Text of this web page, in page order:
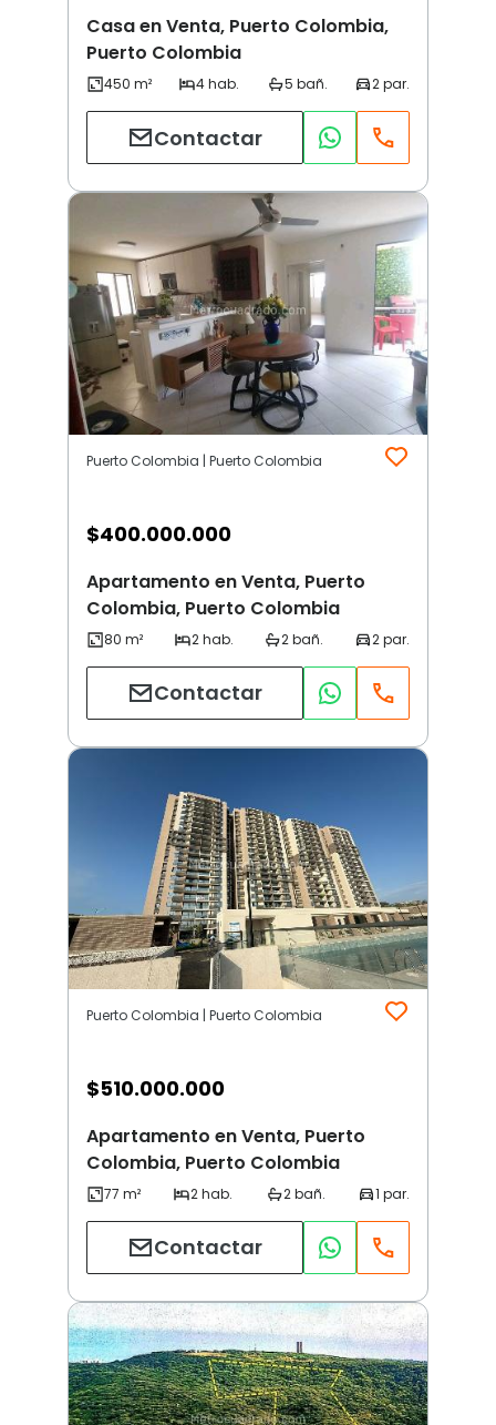
Casa en Venta, Puerto Colombia,
Puerto Colombia
Contactar
Puerto Colombia | Puerto Colombia
$400.000.000
Apartamento en Venta, Puerto
Colombia, Puerto Colombia
Contactar
Puerto Colombia | Puerto Colombia
$510.000.000
Apartamento en Venta, Puerto
Colombia, Puerto Colombia
Contactar